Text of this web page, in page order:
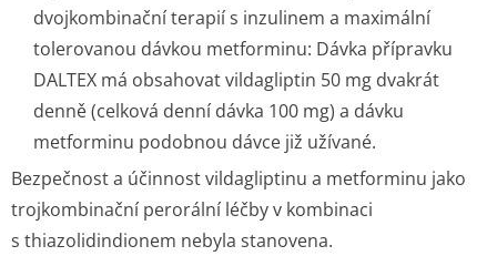
dvojkombinační terapií s inzulinem a maximální
tolerovanou dávkou metforminu: Dávka přípravku
DALTEX má obsahovat vildagliptin 50 mg dvakrát
denně (celková denní dávka 100 mg) a dávku
metforminu podobnou dávce již užívané.
Bezpečnost a účinnost vildagliptinu a metforminu jako
trojkombinační perorální léčby v kombinaci
s thiazolidindionem nebyla stanovena.